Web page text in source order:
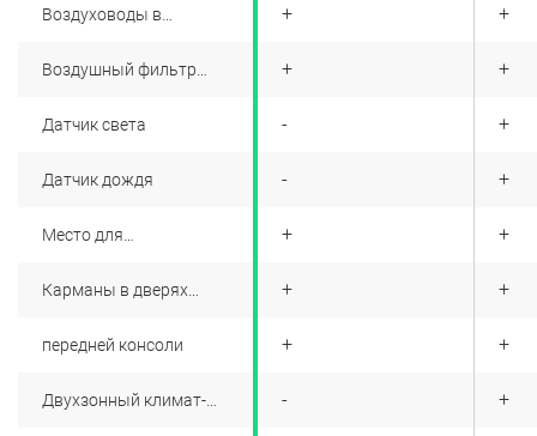
Воздуховоды в
Воздушный фильтр
Датчик света
Датчик дождя
Место для
Карманы в дверях
подстаканника на
передней консоли
Двухзонный климат-
+
+
+
+
+
+
+
+
+
+
-
-
+
+
+
-
+
+
+
+
+
+
+
+